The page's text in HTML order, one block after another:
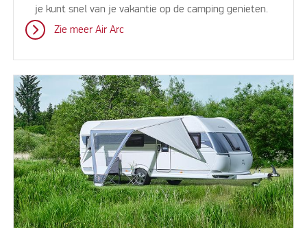
je kunt snel van je vakantie op de camping genieten.
Zie meer Air Arc